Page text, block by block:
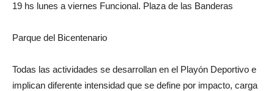
19 hs lunes a viernes Funcional. Plaza de las Banderas
Parque del Bicentenario
Todas las actividades se desarrollan en el Playón Deportivo e
implican diferente intensidad que se define por impacto, carga